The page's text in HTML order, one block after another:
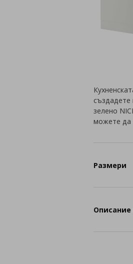
създадете
зелено
можете да
Размери
Описание